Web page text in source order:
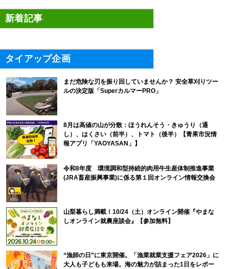
新着記事
タイアップ企画
まだ危険な刃を振り回していませんか？ 安全草刈りツー
ルの決定版「SuperカルマーPRO」
8月は高値の山が分散：ほうれんそう・きゅうり（通
し）、はくさい（前半）、トマト（後半）【青果市況情
報アプリ「YAOYASAN」】
令和8年度 環境調和型持続的肉用牛生産体制推進事業
(JRA畜産振興事業)に係る第１回オンライン情報交換会
山梨暮らし満載！10/24（土）オンライン開催『やまな
しオンライン就農座談会』【参加無料】
“漁師の日”に東京開催。「漁業就業支援フェア2026」に
大人も子どもも来場。海の魅力が詰まった1日をレポー